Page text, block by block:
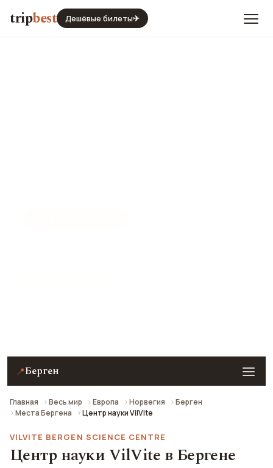
tripbest Дешёвые билеты✈
📍Берген
Главная Весь мир Европа Норвегия
Берген
Места Бергена
Центр науки VilVite
VILVITE BERGEN SCIENCE CENTRE
Центр науки VilVite в Бергене